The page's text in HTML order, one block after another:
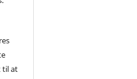
til at